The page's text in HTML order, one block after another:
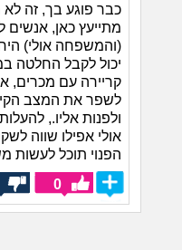
כבר פוגע בך, זה
מתייעץ כאן,
(והמשפחה אולי)
יכול לקבל החלטה
קריירה עם מכרים,
לשפר את המצב
ולפנות אליו.,
הפנוי תוכל לעשות
0